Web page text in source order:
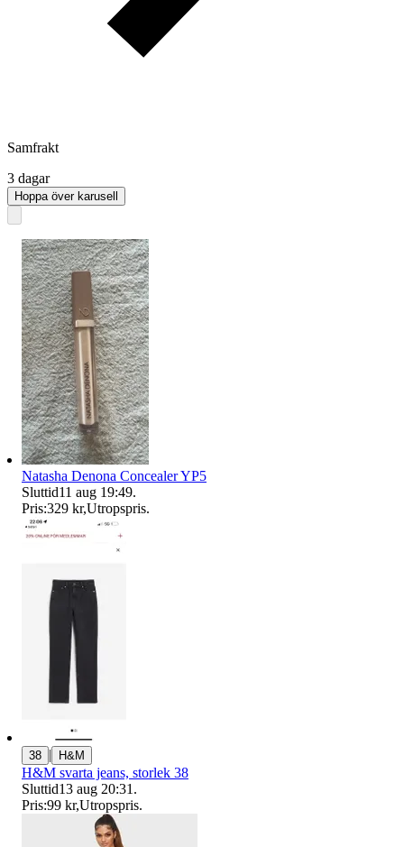
Samfrakt
3 dagar
Hoppa över karusell
Natasha Denona Concealer YP5
Sluttid11 aug 19:49.
Pris:329 kr,Utropspris.
38 | H&M
H&M svarta jeans, storlek 38
Sluttid13 aug 20:31 .
Pris:99 kr,Utropspris.